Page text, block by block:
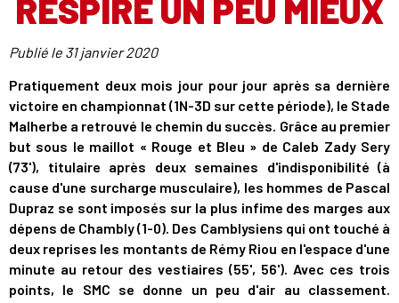
RESPIRE UN PEU MIEUX
Publié le 31 janvier 2020
Pratiquement deux mois jour pour jour après sa dernière
victoire en championnat (1N-3D sur cette période), le Stade
Malherbe a retrouvé le chemin du succès. Grâce au premier
but sous le maillot « Rouge et Bleu » de Caleb Zady Sery
(73'), titulaire après deux semaines d'indisponibilité (à
cause d'une surcharge musculaire), les hommes de Pascal
Dupraz se sont imposés sur la plus infime des marges aux
dépens de Chambly (1-0). Des Camblysiens qui ont touché à
deux reprises les montants de Rémy Riou en l'espace d'une
minute au retour des vestiaires (55', 56'). Avec ces trois
points, le SMC se donne un peu d'air au classement.